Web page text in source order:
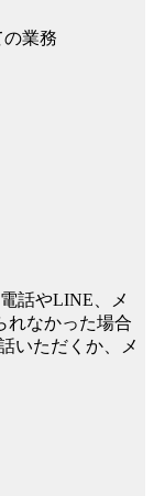
業務
話やLINE、メ
れなかった場合
いただくか、メ